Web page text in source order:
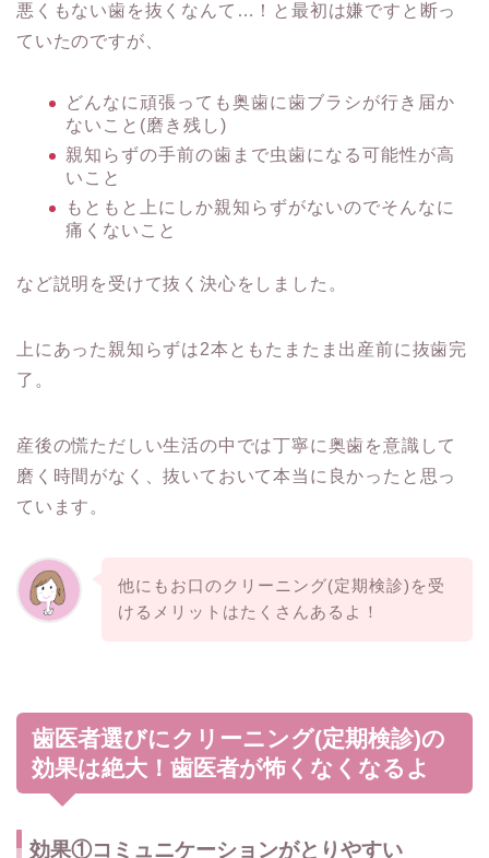
悪くもない歯を抜くなんて…！と最初は嫌ですと断っ
ていたのですが、
どんなに頑張っても奥歯に歯ブラシが行き届か
ないこと(磨き残し)
親知らずの手前の歯まで虫歯になる可能性が高
いこと
もともと上にしか親知らずがないのでそんなに
痛くないこと
など説明を受けて抜く決心をしました。
上にあった親知らずは2本ともたまたま出産前に抜歯完
了。
産後の慌ただしい生活の中では丁寧に奥歯を意識して
磨く時間がなく、抜いておいて本当に良かったと思っ
ています。
他にもお口のクリーニング(定期検診)を受
けるメリットはたくさんあるよ！
歯医者選びにクリーニング(定期検診)の
効果は絶大！歯医者が怖くなくなるよ
効果①コミュニケーションがとりやすい